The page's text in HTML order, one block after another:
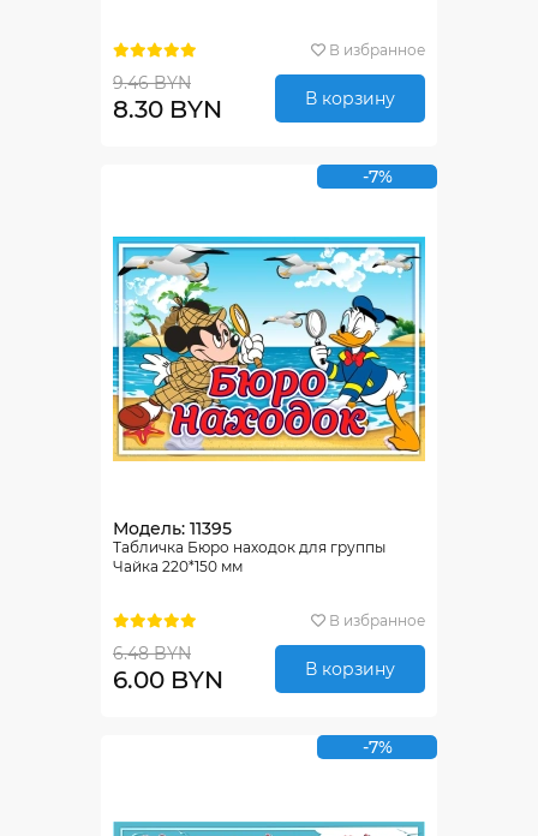
В избранное
9.46 BYN
8.30 BYN В корзину
-7%
Модель: 11395
Табличка Бюро находок для группы
Чайка 220*150 мм
В избранное
6.48 BYN
6.00 BYN В корзину
-7%